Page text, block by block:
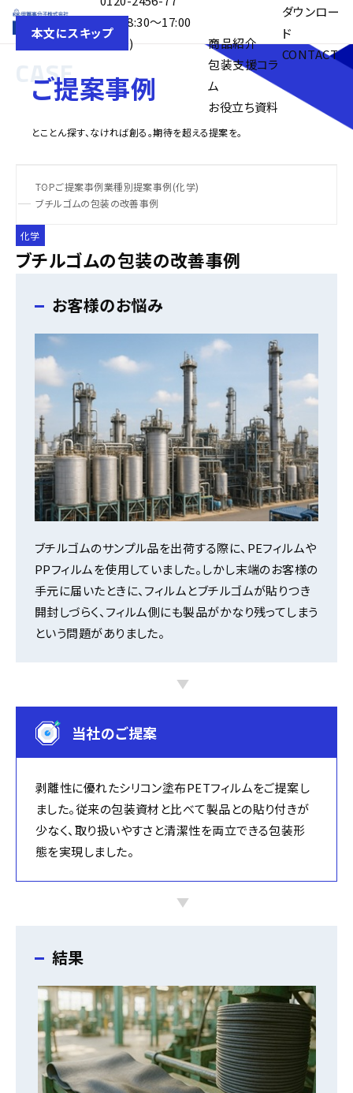
本文にスキップ
受付 8:30〜17:00
(平日)
商品紹介
包装支援コラ
ム
お役立ち資料
ダウンロー
ド
CONTACT
CASE
ご提案事例
とことん探す、なければ創る。期待を超える提案を。
TOPご提案事例業種別提案事例(化学)
ブチルゴムの包装の改善事例
化学
ブチルゴムの包装の改善事例
お客様のお悩み
ブチルゴムのサンプル品を出荷する際に、PEフィルムや
PPフィルムを使用していました。しかし末端のお客様の
手元に届いたときに、フィルムとブチルゴムが貼りつき
開封しづらく、フィルム側にも製品がかなり残ってしまう
という問題がありました。
当社のご提案
剥離性に優れたシリコン塗布PETフィルムをご提案し
ました。従来の包装資材と比べて製品との貼り付きが
少なく、取り扱いやすさと清潔性を両立できる包装形
態を実現しました。
結果